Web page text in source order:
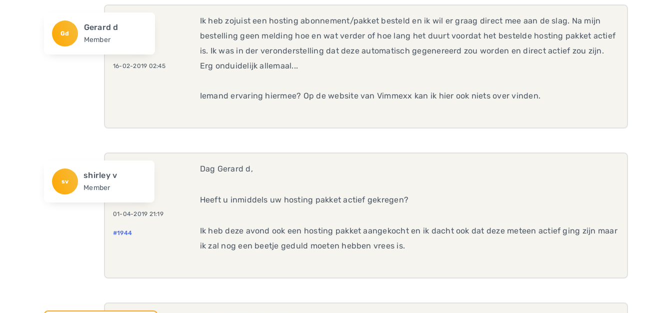
Gd
Gerard d
Member
16-02-2019 02:45
Ik heb zojuist een hosting abonnement/pakket besteld en ik wil er graag direct mee aan de slag. Na mijn
bestelling geen melding hoe en wat verder of hoe lang het duurt voordat het bestelde hosting pakket actief
is. Ik was in der veronderstelling dat deze automatisch gegenereerd zou worden en direct actief zou zijn.
Erg onduidelijk allemaal...
Iemand ervaring hiermee? Op de website van Vimmexx kan ik hier ook niets over vinden.
sv
shirley v
Member
01-04-2019 21:19
#1944
Dag Gerard d,
Heeft u inmiddels uw hosting pakket actief gekregen?
Ik heb deze avond ook een hosting pakket aangekocht en ik dacht ook dat deze meteen actief ging zijn maar
ik zal nog een beetje geduld moeten hebben vrees is.